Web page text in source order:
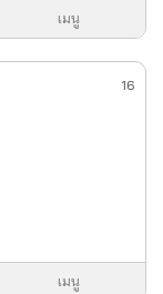
เมนู
16
เมนู